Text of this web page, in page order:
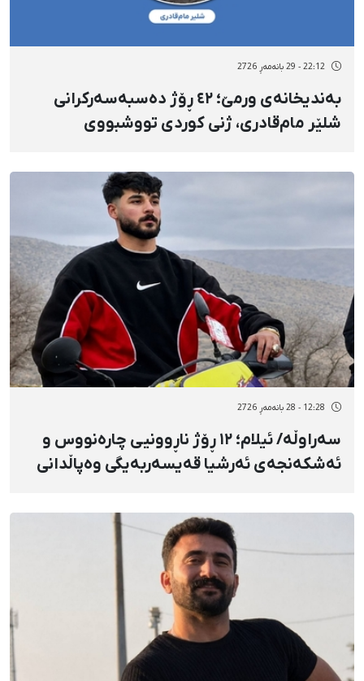
22:12 - 29 بانەمەڕ 2726
بەندیخانەی ورمێ؛ ٤٢ ڕۆژ دەسبەسەرکرانی
شلێر مام‌قادری، ژنی کوردی تووشبووی
12:28 - 28 بانەمەڕ 2726
سەراوڵە/ ئیلام؛ ١٢ ڕۆژ ناڕوونیی چارەنووس و
ئەشکەنجەی ئەرشیا قەیسەربەیگی وەپاڵدانی
بنەمای دانپێدانانی زۆرەملێ